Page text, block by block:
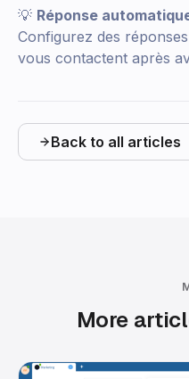
💡 Réponse
Configurez des
vous contactent après
Back to all articles
More